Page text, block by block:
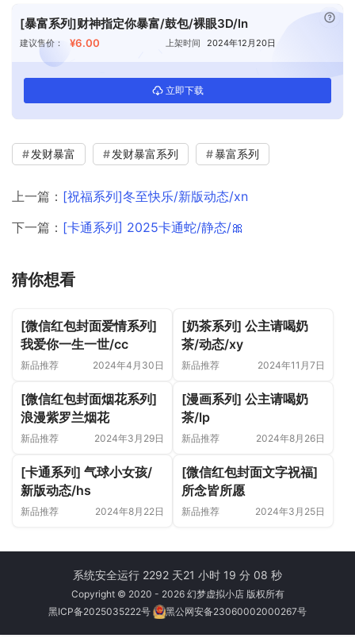
[暴富系列]财神指定你暴富/鼓包/裸眼3D/ln
建议售价： ¥6.00 上架时间 2024年12月20日
立即下载
已
发财暴富 发财暴富系列 暴富系列
上一篇： [祝福系列]冬至快乐/新版动态/xn
下一篇： [卡通系列] 2025卡通蛇/静态/🎀
猜你想看
[微信红包封面爱情系列]
我爱你一生一世/cc
新品推荐 2024年4月30日
[奶茶系列] 公主请喝奶
茶/动态/xy
新品推荐 2024年11月7日
[微信红包封面烟花系列]
浪漫紫罗兰烟花
新品推荐 2024年3月29日
[漫画系列] 公主请喝奶
茶/lp
新品推荐 2024年8月26日
[卡通系列] 气球小女孩/
新版动态/hs
新品推荐 2024年8月22日
[微信红包封面文字祝福]
所念皆所愿
新品推荐 2024年3月25日
系统安全运行 2292 天21 小时 19 分 08 秒
Copyright © 2020 - 2026 幻梦虚拟小店 版权所有
黑ICP备2025035222号
黑公网安备23060002000267号